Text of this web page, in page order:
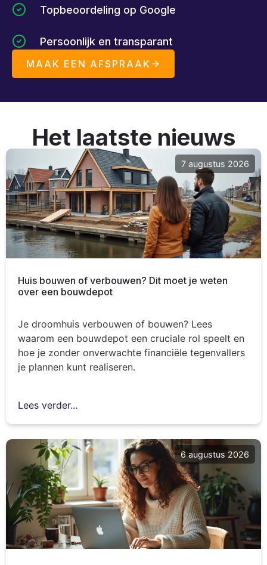
Topbeoordeling op Google
Persoonlijk en transparant
MAAK EEN AFSPRAAK
Het laatste nieuws
7 augustus 2026
Huis bouwen of verbouwen? Dit moet je weten
over een bouwdepot
Je droomhuis verbouwen of bouwen? Lees
waarom een bouwdepot een cruciale rol speelt en
hoe je zonder onverwachte financiële tegenvallers
je plannen kunt realiseren.
Lees verder...
6 augustus 2026